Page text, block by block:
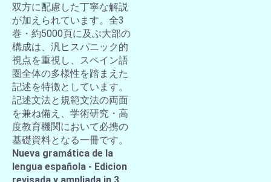
双方に配慮した丁寧な解説
が加えられています。全3
巻・約5000頁に及ぶ大部の
構成は、汎ヒスパニック的
視点を重視し、スペイン語
圏全体の多様性を踏まえた
記述を特徴としています。
記述文法と規範文法の両面
を兼ね備え、学術研究・高
度教育機関において必携の
基礎資料となる一冊です。
Nueva gramática de la
lengua española - Edicion
revisada y ampliada in 3